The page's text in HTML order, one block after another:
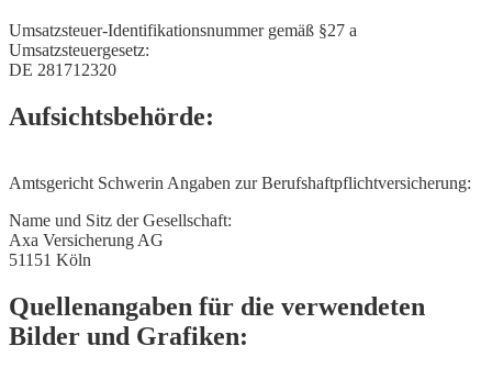
Umsatzsteuer-Identifikationsnummer gemäß §27 a
Umsatzsteuergesetz:
DE 281712320
Aufsichtsbehörde:
Amtsgericht Schwerin Angaben zur Berufshaftpflichtversicherung:
Name und Sitz der Gesellschaft:
Axa Versicherung AG
51151 Köln
Quellenangaben für die verwendeten
Bilder und Grafiken: